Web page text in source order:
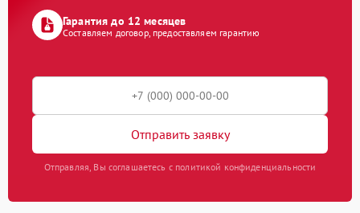
Гарантия до 12 месяцев
Составляем договор, предоставляем гарантию
Отправить заявку
Отправляя, Вы соглашаетесь с политикой конфиденциальности